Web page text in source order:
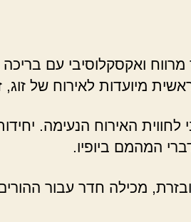
ואקסקלוסיבי עם
מיועדות לאירוח של זוג,
לחווית האירוח הנעימה.
המהמם ביופיו.
מכילה חדר עבור